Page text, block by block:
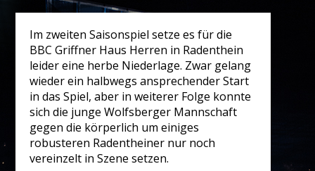
Im zweiten Saisonspiel setze es für die
BBC Griffner Haus Herren in Radenthein
leider eine herbe Niederlage. Zwar gelang
wieder ein halbwegs ansprechender Start
in das Spiel, aber in weiterer Folge konnte
sich die junge Wolfsberger Mannschaft
gegen die körperlich um einiges
robusteren Radentheiner nur noch
vereinzelt in Szene setzen.